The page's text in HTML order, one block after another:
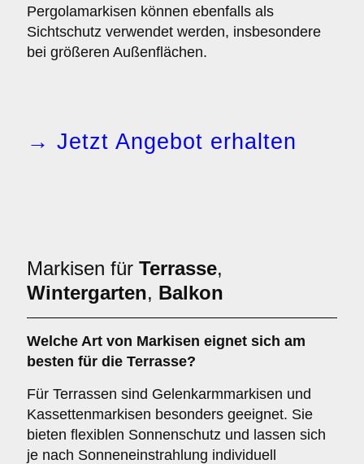
Pergolamarkisen können ebenfalls als
Sichtschutz verwendet werden, insbesondere
bei größeren Außenflächen.
→ Jetzt Angebot erhalten
Markisen für Terrasse,
Wintergarten, Balkon
Welche Art von Markisen eignet sich am
besten für die Terrasse?
Für Terrassen sind Gelenkarmmarkisen und
Kassettenmarkisen besonders geeignet. Sie
bieten flexiblen Sonnenschutz und lassen sich
je nach Sonneneinstrahlung individuell